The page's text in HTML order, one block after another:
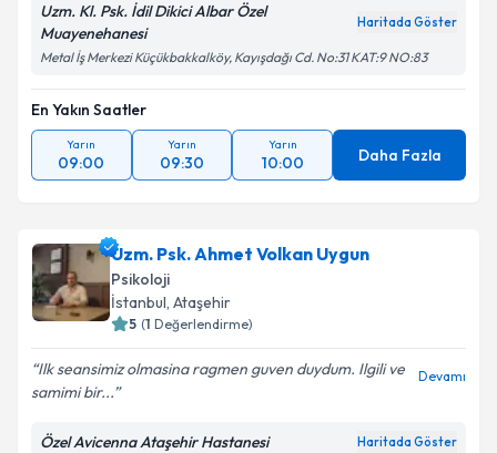
Uzm. Kl. Psk. İdil Dikici Albar Özel
Muayenehanesi
Haritada Göster
Metal İş Merkezi Küçükbakkalköy, Kayışdağı Cd. No:31 KAT:9 NO:83
En Yakın Saatler
Yarın
09:00
Yarın
09:30
Yarın
10:00 Daha Fazla
Uzm. Psk. Ahmet Volkan Uygun
Psikoloji
İstanbul, Ataşehir
5 (1 Değerlendirme)
Ilk seansimiz olmasina ragmen guven duydum. Ilgili ve
samimi bir...
Devamı
Özel Avicenna Ataşehir Hastanesi Haritada Göster